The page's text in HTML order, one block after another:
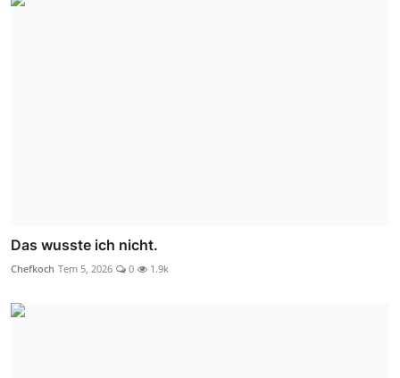
Das wusste ich nicht.
Chefkoch Tem 5, 2026 0 1.9k